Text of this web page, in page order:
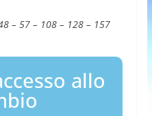
– 57 – 108 – 128 – 157
allo